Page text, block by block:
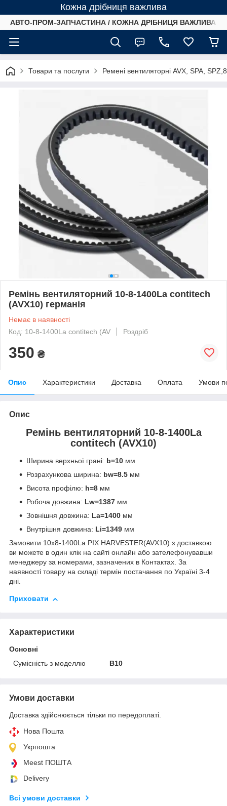
Кожна дрібниця важлива
АВТО-ПРОМ-ЗАПЧАСТИНА / КОЖНА ДРІБНИЦЯ ВАЖЛИВА /
Товари та послуги Ремені вентиляторні AVX, SPA,
Ремінь вентиляторний 10-8-1400La contitech
(AVX10) германія
Немає в наявності
Код: 10-8-1400La contitech (AV
Роздріб
350 ₴
Опис Характеристики Доставка Оплата Умови
Опис
Ремінь вентиляторний 10-8-1400La
contitech (AVX10)
Ширина верхньої грані: b=10 мм
Розрахункова ширина: bw=8.5 мм
Висота профілю: h=8 мм
Робоча довжина: Lw=1387 мм
Зовнішня довжина: La=1400 мм
Внутрішня довжина: Li=1349 мм
Замовити 10х8-1400La PIX HARVESTER(AVX10) з доставкою
ви можете в один клік на сайті онлайн або зателефонувавши
менеджеру за номерами, зазначених в Контактах. За
наявності товару на складі термін постачання по Україні 3-4
дні.
Приховати
Характеристики
Основні
Сумісність з моделлю
B10
Умови доставки
Доставка здійснюється тільки по передоплаті.
Нова Пошта
Укрпошта
Meest ПОШТА
Delivery
Всі умови доставки